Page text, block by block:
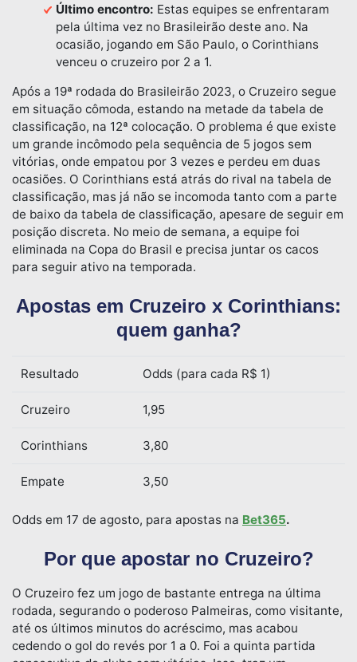
Último encontro: Estas equipes se enfrentaram
pela última vez no Brasileirão deste ano. Na
ocasião, jogando em São Paulo, o Corinthians
venceu o cruzeiro por 2 a 1.
Após a 19ª rodada do Brasileirão 2023, o Cruzeiro segue
em situação cômoda, estando na metade da tabela de
classificação, na 12ª colocação. O problema é que existe
um grande incômodo pela sequência de 5 jogos sem
vitórias, onde empatou por 3 vezes e perdeu em duas
ocasiões. O Corinthians está atrás do rival na tabela de
classificação, mas já não se incomoda tanto com a parte
de baixo da tabela de classificação, apesare de seguir em
posição discreta. No meio de semana, a equipe foi
eliminada na Copa do Brasil e precisa juntar os cacos
para seguir ativo na temporada.
Apostas em Cruzeiro x Corinthians:
quem ganha?
Resultado Odds (para cada R$ 1)
Cruzeiro 1,95
Corinthians 3,80
Empate 3,50
Odds em 17 de agosto, para apostas na Bet365.
Por que apostar no Cruzeiro?
O Cruzeiro fez um jogo de bastante entrega na última
rodada, segurando o poderoso Palmeiras, como visitante,
até os últimos minutos do acréscimo, mas acabou
cedendo o gol do revés por 1 a 0. Foi a quinta partida